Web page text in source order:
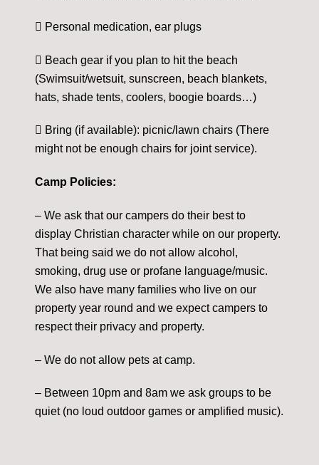
 Personal medication, ear plugs
 Beach gear if you plan to hit the beach
(Swimsuit/wetsuit, sunscreen, beach blankets,
hats, shade tents, coolers, boogie boards…)
 Bring (if available): picnic/lawn chairs (There
might not be enough chairs for joint service).
Camp Policies:
– We ask that our campers do their best to
display Christian character while on our property.
That being said we do not allow alcohol,
smoking, drug use or profane language/music.
We also have many families who live on our
property year round and we expect campers to
respect their privacy and property.
– We do not allow pets at camp.
– Between 10pm and 8am we ask groups to be
quiet (no loud outdoor games or amplified music).